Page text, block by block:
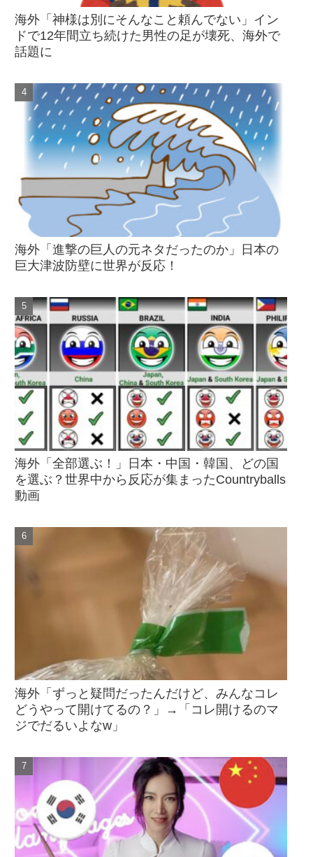
海外「神様は別にそんなこと頼んでない」イン
ドで12年間立ち続けた男性の足が壊死、海外で
話題に
海外「進撃の巨人の元ネタだったのか」日本の
巨大津波防壁に世界が反応！
海外「全部選ぶ！」日本・中国・韓国、どの国
を選ぶ？世界中から反応が集まったCountryballs
動画
海外「ずっと疑問だったんだけど、みんなコレ
どうやって開けてるの？」→「コレ開けるのマ
ジでだるいよなw」